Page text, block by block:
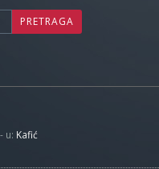
PRETRAGA
- u: Kafić